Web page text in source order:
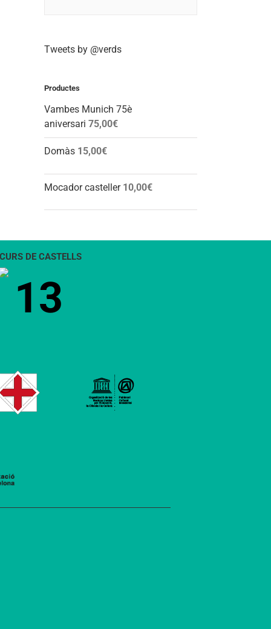
Tweets by @verds
Productes
Vambes Munich 75è
aniversari 75,00€
Domàs 15,00€
Mocador casteller 10,00€
DE CASTELLS
13